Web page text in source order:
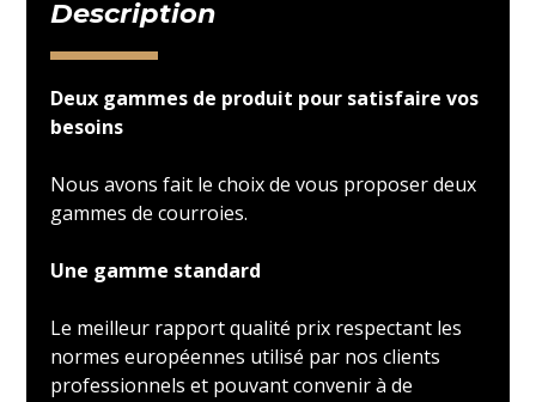
Description
Deux gammes de produit pour satisfaire vos
besoins
Nous avons fait le choix de vous proposer deux
gammes de courroies.
Une gamme standard
Le meilleur rapport qualité prix respectant les
normes européennes utilisé par nos clients
professionnels et pouvant convenir à de